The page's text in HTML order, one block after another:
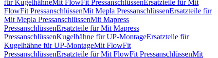
für KugelhähneMit FlowFit PressanschlüssenErsatzteile für Mit
FlowFit PressanschlüssenMit Mepla PressanschlüssenErsatzteile für
Mit Mepla PressanschlüssenMit Mapress
PressanschlüssenErsatzteile für Mit Mapress
PressanschlüssenKugelhähne für UP-MontageErsatzteile für
Kugelhähne für UP-MontageMit FlowFit
PressanschlüssenErsatzteile für Mit FlowFit PressanschlüssenMit